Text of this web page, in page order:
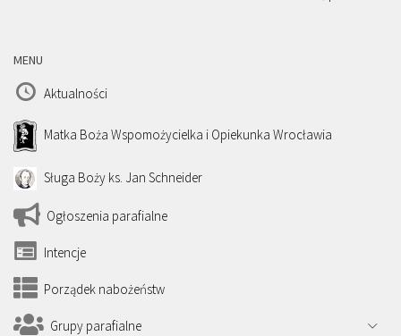
MENU
Aktualności
Matka Boża Wspomożycielka i Opiekunka Wrocławia
Sługa Boży ks. Jan Schneider
Ogłoszenia parafialne
Intencje
Porządek nabożeństw
Grupy parafialne